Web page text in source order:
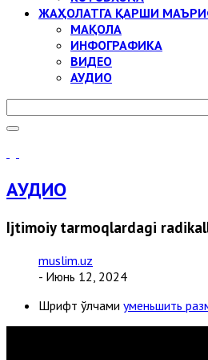
ЖАҲОЛАТГА ҚАРШИ
МАҚОЛА
ИНФОГРАФИКА
ВИДЕО
АУДИО
АУДИО
Ijtimoiy tarmoqlardagi
muslim.uz
- Июнь 12, 2024
Шрифт ўлчами уменьшить